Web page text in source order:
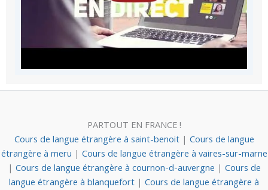
PARTOUT EN FRANCE !
Cours de langue étrangère à saint-benoit | Cours de langue
étrangère à meru | Cours de langue étrangère à vaires-sur-marne
| Cours de langue étrangère à cournon-d-auvergne | Cours de
langue étrangère à blanquefort | Cours de langue étrangère à